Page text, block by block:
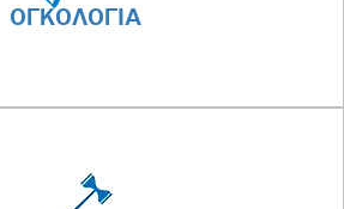
ΟΓΚΟΛΟΓΙΑ